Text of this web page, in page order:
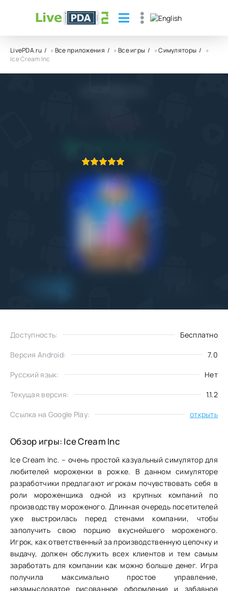
LivePDA.ru »Все приложения »Все игры »Симуляторы
»
Ice Cream Inc
Доступность: Бесплатно
Версия Android: 7.0
Русский язык: Нет
Текущая версия: 1.1.2
Ссылка на Google Play: открыть
Обзор игры: Ice Cream Inc
Ice Cream Inc. – очень простой казуальный симулятор для
любителей мороженки в рожке. В данном симуляторе
разработчики предлагают игрокам почувствовать себя в
роли мороженщика одной из крупных компаний по
производству мороженого. Длинная очередь посетителей
уже выстроилась перед стенами компании, чтобы
заполучить свою порцию вкуснейшего мороженого.
Игрок, как ответственный за производственную цепочку и
выдачу, должен обслужить всех клиентов и тем самым
заработать для компании как можно больше денег. Игра
получила максимально простое управление,
незамысловатое рисованное оформление и забавное